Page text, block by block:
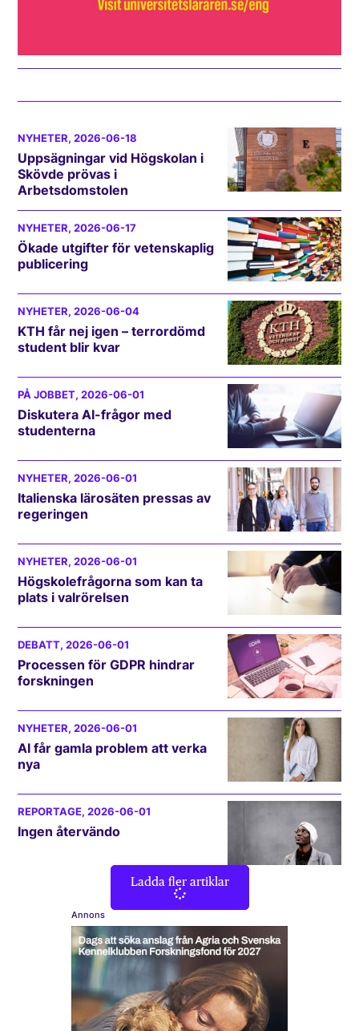
NYHETER, 2026-06-18
Uppsägningar vid Högskolan i
Skövde prövas i
Arbetsdomstolen
NYHETER, 2026-06-17
Ökade utgifter för vetenskaplig
publicering
NYHETER, 2026-06-04
KTH får nej igen – terrordömd
student blir kvar
PÅ JOBBET, 2026-06-01
Diskutera AI-frågor med
studenterna
NYHETER, 2026-06-01
Italienska lärosäten pressas av
regeringen
NYHETER, 2026-06-01
Högskolefrågorna som kan ta
plats i valrörelsen
DEBATT, 2026-06-01
Processen för GDPR hindrar
forskningen
NYHETER, 2026-06-01
AI får gamla problem att verka
nya
REPORTAGE, 2026-06-01
Ingen återvändo
Ladda fler artiklar
Annons